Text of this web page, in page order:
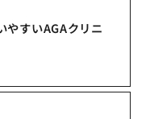
やすいAGAクリニ